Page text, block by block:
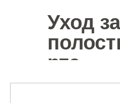
Уход за
рта